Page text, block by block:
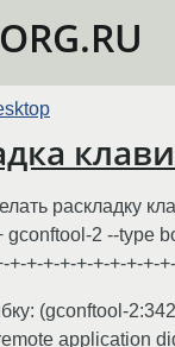
раскладку
gconftool-2 --type
+-+-+-+-+-+-+-+-+-
(gconftool-
application